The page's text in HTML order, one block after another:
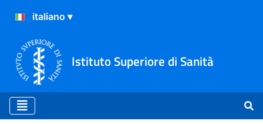
Istituto Superiore di Sanità